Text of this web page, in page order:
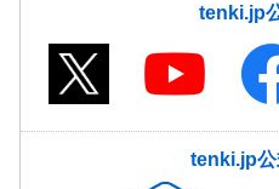
tenki.jp
tenki.jp公